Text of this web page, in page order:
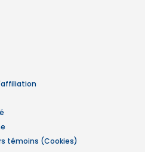
témoins (Cookies)